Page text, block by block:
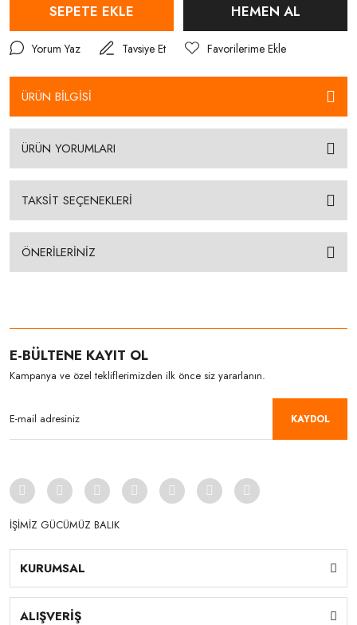
SEPETE EKLE HEMEN AL
Yorum Yaz Tavsiye Et
ÜRÜN BİLGİSİ
ÜRÜN YORUMLARI
TAKSİT SEÇENEKLERİ
ÖNERİLERİNİZ
E-BÜLTENE KAYIT OL
Kampanya ve özel tekliflerimizden ilk önce siz yararlanın.
KAYDOL
İŞİMİZ GÜCÜMÜZ BALIK
KURUMSAL
ALIŞVERİŞ